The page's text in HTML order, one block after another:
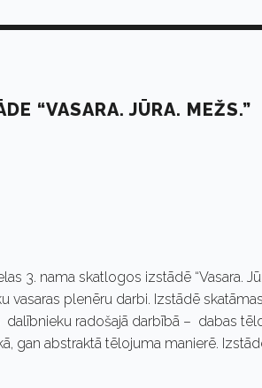
“VASARA. JŪRA. MEŽS.”
3. nama skatlogos izstādē “Vasara.
vasaras plenēru darbi. Izstādē
radošajā darbībā – dabas
gan abstraktā tēlojuma manierē.